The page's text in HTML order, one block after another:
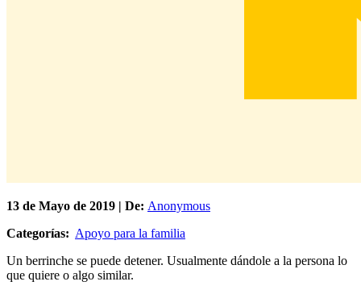
13 de Mayo de 2019 | De: Anonymous
Categorías: Apoyo para la familia
Un berrinche se puede detener. Usualmente dándole a la persona lo
que quiere o algo similar.